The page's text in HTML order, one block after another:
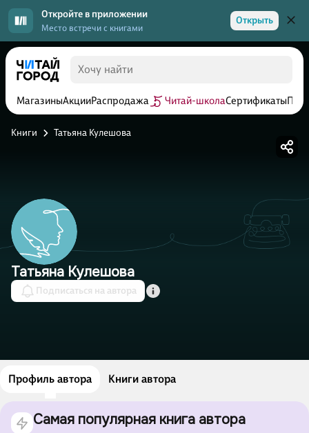
Откройте в приложении
Место встречи с книгами
Открыть
МагазиныАкцииРаспродажа Читай-школаСертификаты
Книги Татьяна Кулешова
Татьяна Кулешова
Подписаться на автора
Профиль автора Книги автора
Самая популярная книга автора